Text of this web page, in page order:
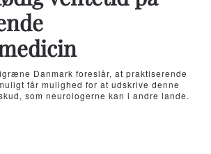
Danmark foreslår, at praktiserende
får mulighed for at udskrive denne
som neurologerne kan i andre lande.